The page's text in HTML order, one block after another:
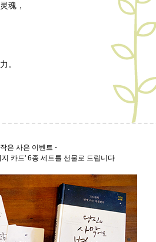
魂，
。
은 사은 이벤트 -
카드' 6종 세트를 선물로 드립니다